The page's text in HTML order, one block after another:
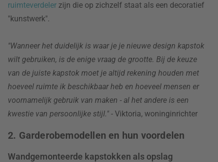
ruimteverdeler zijn die op zichzelf staat als een decoratief
"kunstwerk".
"Wanneer het duidelijk is waar je je nieuwe design kapstok
wilt gebruiken, is de enige vraag de grootte. Bij de keuze
van de juiste kapstok moet je altijd rekening houden met
hoeveel ruimte ik beschikbaar heb en hoeveel mensen er
voornamelijk gebruik van maken - al het andere is een
kwestie van persoonlijke stijl." - Viktoria, woninginrichter
2. Garderobemodellen en hun voordelen
Wandgemonteerde kapstokken als opslag